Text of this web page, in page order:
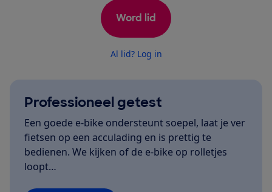
Word lid
Al lid? Log in
Professioneel getest
Een goede e-bike ondersteunt soepel, laat je ver
fietsen op een acculading en is prettig te
bedienen. We kijken of de e-bike op rolletjes
loopt…